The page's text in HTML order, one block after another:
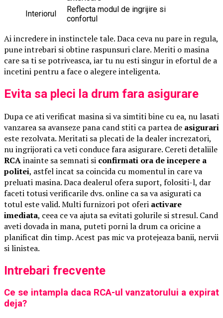
Interiorul
Reflecta modul de ingrijire si
confortul
Ai incredere in instinctele tale. Daca ceva nu pare in regula,
pune intrebari si obtine raspunsuri clare. Meriti o masina
care sa ti se potriveasca, iar tu nu esti singur in efortul de a
incetini pentru a face o alegere inteligenta.
Evita sa pleci la drum fara asigurare
Dupa ce ati verificat masina si va simtiti bine cu ea, nu lasati
vanzarea sa avanseze pana cand stiti ca partea de asigurari
este rezolvata. Meritati sa plecati de la dealer increzatori,
nu ingrijorati ca veti conduce fara asigurare. Cereti detaliile
RCAinainte sa semnati si confirmati ora de incepere a
politei, astfel incat sa coincida cu momentul in care va
preluati masina. Daca dealerul ofera suport, folositi-l, dar
faceti totusi verificarile dvs. online ca sa va asigurati ca
totul este valid. Multi furnizori pot oferi activare
imediata, ceea ce va ajuta sa evitati golurile si stresul. Cand
aveti dovada in mana, puteti porni la drum ca oricine a
planificat din timp. Acest pas mic va protejeaza banii, nervii
si linistea.
Intrebari frecvente
Ce se intampla daca RCA-ul vanzatorului a expirat
deja?